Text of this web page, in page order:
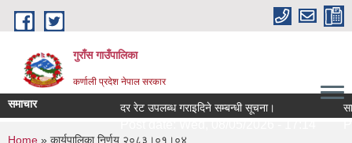
Skip to main content
गुराँस गाउँपालिका
कर्णाली प्रदेश नेपाल सरकार
समाचार दर रेट उपलब्ध गराइदिने सम्बन्धी सूचना।
Home » कार्यपालिका निर्णय २०८३।०१।०४